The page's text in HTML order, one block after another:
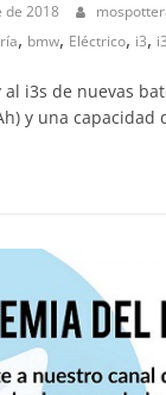
de 2018
, bmw, Eléctrico, i3,
al i3s de nuevas
y una capacidad